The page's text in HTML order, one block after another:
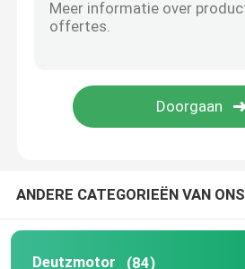
Weichaimotor
Dieselmotordelen
ANDERE CATEGORIEËN VAN ONS
Deutzmotor (84)